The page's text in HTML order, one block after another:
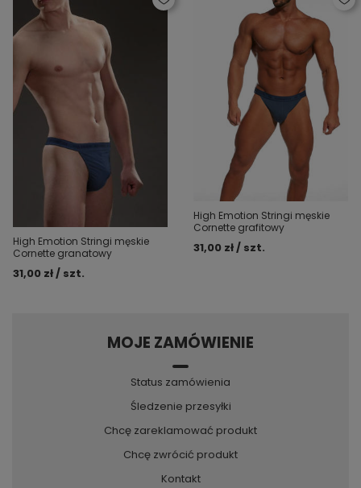
High Emotion Stringi męskie
Cornette granatowy
31,00 zł / szt.
High Emotion Stringi męskie
Cornette grafitowy
31,00 zł / szt.
MOJE ZAMÓWIENIE
Status zamówienia
Śledzenie przesyłki
Chcę zareklamować produkt
Chcę zwrócić produkt
Kontakt